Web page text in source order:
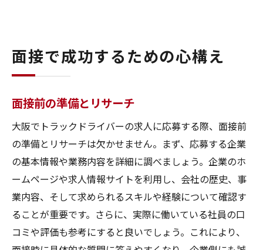
面接で成功するための心構え
面接前の準備とリサーチ
大阪でトラックドライバーの求人に応募する際、面接前
の準備とリサーチは欠かせません。まず、応募する企業
の基本情報や業務内容を詳細に調べましょう。企業のホ
ームページや求人情報サイトを利用し、会社の歴史、事
業内容、そして求められるスキルや経験について確認す
ることが重要です。さらに、実際に働いている社員の口
コミや評価も参考にすると良いでしょう。これにより、